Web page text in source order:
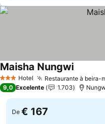
3 EstrelasHotel Restaurante à beira-
Maisha NungwiVer
9,0 Excelente 1.703
De € 167